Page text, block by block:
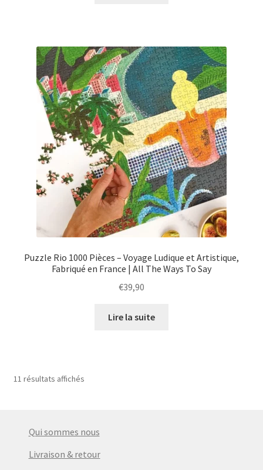
Puzzle Rio 1000 Pièces – Voyage Ludique et Artistique,
Fabriqué en France | All The Ways To Say
€39,90
Lire la suite
11 résultats affichés
Qui sommes nous
Livraison & retour